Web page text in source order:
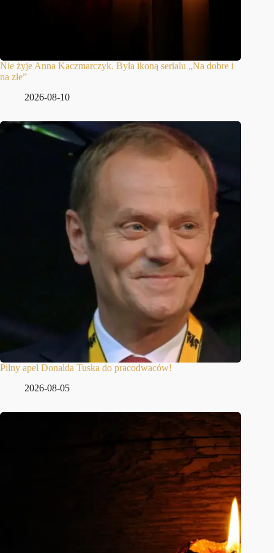
Nie żyje Anna Kaczmarczyk. Była ikoną serialu „Na dobre i
na złe”
2026-08-10
Pilny apel Donalda Tuska do pracodwaców!
2026-08-05